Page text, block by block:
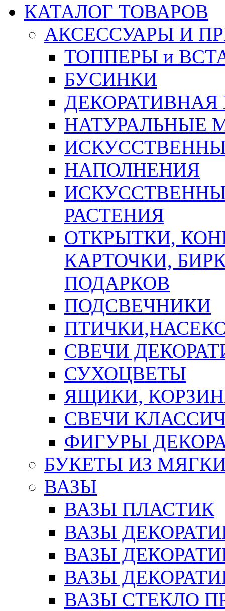
КАТАЛОГ ТОВАРОВ
АКСЕССУАРЫ И
ТОППЕРЫ и
БУСИНКИ
ДЕКОРАТИВНАЯ
НАТУРАЛЬНЫЕ
НАПОЛНЕНИЯ
РАСТЕНИЯ
ОТКРЫТКИ,
КАРТОЧКИ,
ПОДАРКОВ
ПОДСВЕЧНИКИ
СВЕЧИ
СУХОЦВЕТЫ
ЯЩИКИ,
СВЕЧИ
ФИГУРЫ
БУКЕТЫ ИЗ
ВАЗЫ
ВАЗЫ ПЛАСТИК
ВАЗЫ
ВАЗЫ
ВАЗЫ
ВАЗЫ СТЕКЛО